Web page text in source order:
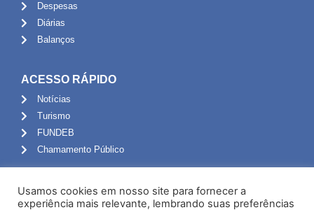
Despesas
Diárias
Balanços
ACESSO RÁPIDO
Notícias
Turismo
FUNDEB
Chamamento Público
Portal do Servidor
Usamos cookies em nosso site para fornecer a
experiência mais relevante, lembrando suas preferências